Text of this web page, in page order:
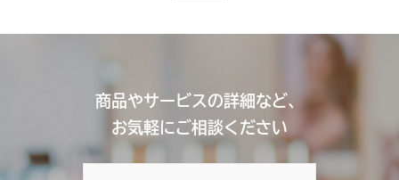
商品やサービスの詳細など、
お気軽にご相談ください